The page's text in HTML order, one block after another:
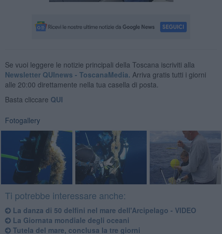
Se vuoi leggere le notizie principali della Toscana iscriviti alla
Newsletter QUInews - ToscanaMedia. Arriva gratis tutti i giorni
alle 20:00 direttamente nella tua casella di posta.
Basta cliccare QUI
Fotogallery
Ti potrebbe interessare anche:
La danza di 50 delfini nel mare dell'Arcipelago - VIDEO
La Giornata mondiale degli oceani
Tutela del mare, conclusa la tre giorni